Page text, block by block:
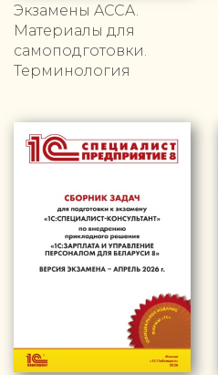
Экзамены ACCA.
Материалы для
самоподготовки.
Терминология